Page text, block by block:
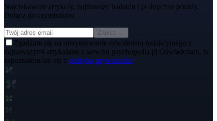
Najciekawsze artykuły, najnowsze badania i praktyczne porady.
Dołącz do czytelników.
Zapisz →
Zgadzam się na otrzymywanie newslettera redakcyjnego z
najnowszymi artykułami z serwisu psychopedia.pl Oświadczam, że
zapoznałem/am się z polityką prywatności.